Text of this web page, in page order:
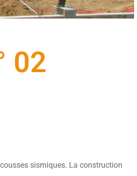
02
sismiques. La construction